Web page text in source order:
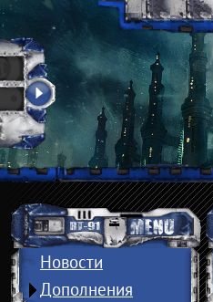
Новости
Дополнения